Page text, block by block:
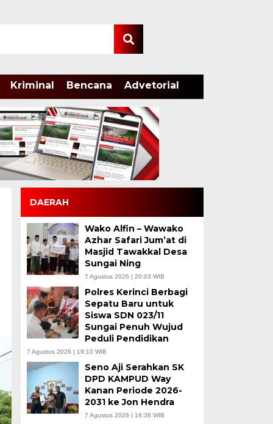
Kriminal Bencana Advetorial
DAERAH
Wako Alfin – Wawako
Azhar Safari Jum’at di
Masjid Tawakkal Desa
Sungai Ning
7 Agustus 2026 | 20:03 WIB
Polres Kerinci Berbagi
Sepatu Baru untuk
Siswa SDN 023/11
Sungai Penuh Wujud
Peduli Pendidikan
7 Agustus 2026 | 19:10 WIB
Seno Aji Serahkan SK
DPD KAMPUD Way
Kanan Periode 2026-
2031 ke Jon Hendra
7 Agustus 2026 | 18:38 WIB